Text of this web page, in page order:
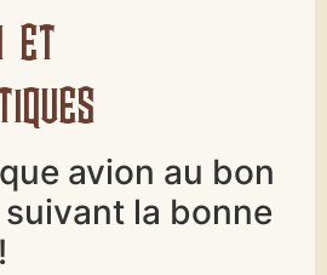
et
avion au bon
la bonne